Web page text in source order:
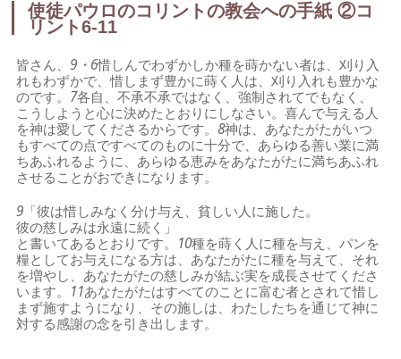
使徒パウロのコリントの教会への手紙 ②コ
リント6-11
皆さん、9・6惜しんでわずかしか種を蒔かない者は、刈り入
れもわずかで、惜しまず豊かに蒔く人は、刈り入れも豊かな
のです。 7各自、不承不承ではなく、強制されてでもなく、
こうしようと心に決めたとおりにしなさい。喜んで与える人
を神は愛してくださるからです。8神は、あなたがたがいつ
もすべての点ですべてのものに十分で、あらゆる善い業に満
ちあふれるように、あらゆる恵みをあなたがたに満ちあふれ
させることがおできになります。
9 「彼は惜しみなく分け与え、貧しい人に施した。
彼の慈しみは永遠に続く」
と書いてあるとおりです。 10種を蒔く人に種を与え、パンを
糧としてお与えになる方は、あなたがたに種を与えて、それ
を増やし、あなたがたの慈しみが結ぶ実を成長させてくださ
います。 11あなたがたはすべてのことに富む者とされて惜し
まず施すようになり、その施しは、わたしたちを通じて神に
対する感謝の念を引き出します。